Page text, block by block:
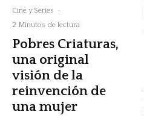
Cine y Series
·
2 Minutos de lectura
Pobres Criaturas,
una original
visión de la
reinvención de
una mujer